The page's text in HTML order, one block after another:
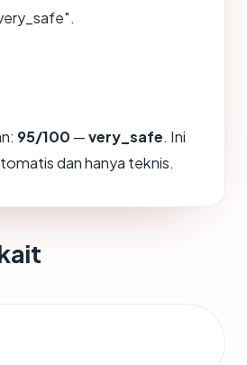
95/100 —very_safe. Ini
dan hanya teknis.